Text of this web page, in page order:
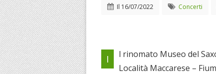
Il 16/07/2022 Concerti
I
l rinomato Museo del
Località Maccarese –